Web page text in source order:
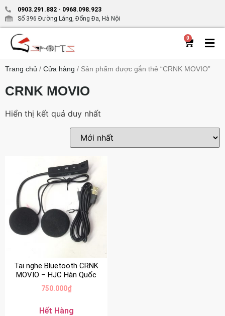
0903.291.882 - 0968.098.923
Số 396 Đường Láng, Đống Đa, Hà Nội
0
Trang chủ / Cửa hàng / Sản phẩm được gắn thẻ “CRNK MOVIO”
CRNK MOVIO
Hiển thị kết quả duy nhất
Tai nghe Bluetooth CRNK
MOVIO – HJC Hàn Quốc
750.000₫
Hết Hàng